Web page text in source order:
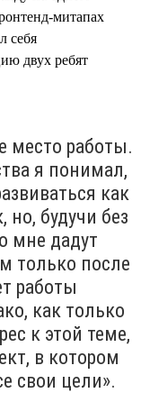
митапах
себя
двух ребят
место работы.
я понимал,
как
но, будучи без
мне дадут
только после
работы
как только
к этой теме,
в котором
свои цели».